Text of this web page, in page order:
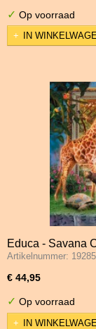
✓ Op voorraad
IN
Educa - Savana
Artikelnummer:
€ 44,95
✓ Op voorraad
IN